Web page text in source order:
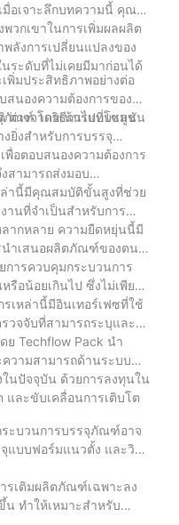
อเจาะลึกบทความนี้ คุณจะ
วกเขาในการเพิ่มผลผลิต
ลังการเปลี่ยนแปลงของ
ระดับที่ไม่เคยมีมาก่อนได้
พิ่มประสิทธิภาพอย่างต่อ
นองความต้องการของ
ภัณฑ์ โดยเน้นไปที่โซลูชัน
ต่างจากวิธีการแบบแมน
ยิ่งสำหรับการบรรจุ
อตอบสนองความต้องการ
สามารถส่งมอบ
ล่านี้มีคุณสมบัติขั้นสูงที่ช่วย
านที่จำเป็นสำหรับการ
ากหลาย ความยืดหยุ่นนี้มี
นำเสนอผลิตภัณฑ์ของตน
ารควบคุมกระบวนการ
อน้อยเกินไป ซึ่งไม่เพียง
เหล่านี้มีอินเทอร์เฟซที่ใช้
วจจับที่สามารถระบุและ
Techflow Pack นำ
วามสามารถด้านระบบ
นปัจจุบัน ด้วยการลงทุนใน
และขับเคลื่อนการเติบโต
ะบวนการบรรจุภัณฑ์อาจ
แบบฟอร์มแนวตั้ง และวิธี
ารเติมผลิตภัณฑ์เฉพาะลง
น ทำให้เหมาะสำหรับ